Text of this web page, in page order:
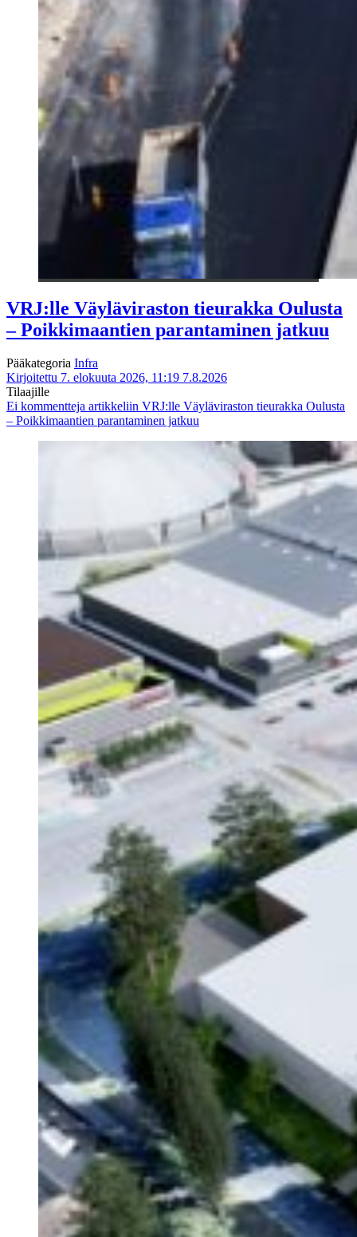
VRJ:lle Väyläviraston tieurakka Oulusta
– Poikkimaantien parantaminen jatkuu
Pääkategoria Infra
Kirjoitettu 7. elokuuta 2026, 11:19 7.8.2026
Tilaajille
Ei kommentteja artikkeliin VRJ:lle Väyläviraston tieurakka Oulusta
– Poikkimaantien parantaminen jatkuu